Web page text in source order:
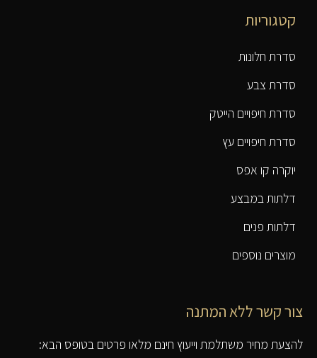
קטגוריות
סדרת חלונות
סדרת צבע
סדרת חיפויים הייטק
סדרת חיפויים עץ
יוקרה קו אפס
דלתות במבצע
דלתות פנים
מוצרים נוספים
צור קשר ללא המתנה
להצעת מחיר משתלמת וייעוץ חינם מלאו פרטים בטופס הבא: